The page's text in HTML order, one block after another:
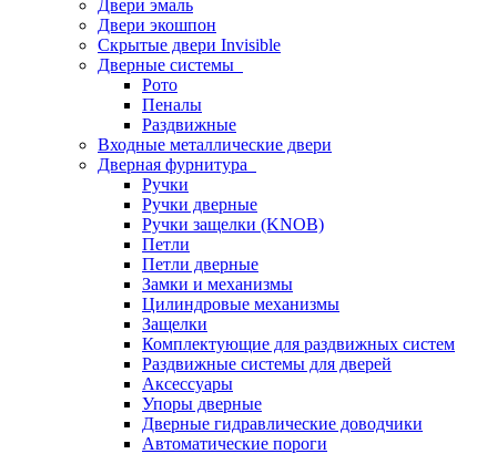
Двери эмаль
Двери экошпон
Скрытые двери Invisible
Дверные системы
Рото
Пеналы
Раздвижные
Входные металлические двери
Дверная фурнитура
Ручки
Ручки дверные
Ручки защелки (KNOB)
Петли
Петли дверные
Замки и механизмы
Цилиндровые механизмы
Защелки
Комплектующие для раздвижных систем
Раздвижные системы для дверей
Аксессуары
Упоры дверные
Дверные гидравлические доводчики
Автоматические пороги